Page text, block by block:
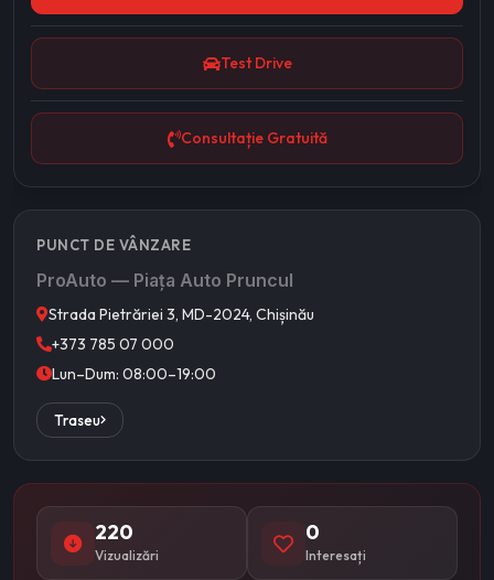
Test Drive
Consultație Gratuită
PUNCT DE VÂNZARE
ProAuto — Piața Auto Pruncul
Strada Pietrăriei 3, MD-2024, Chișinău
+373 785 07 000
Lun–Dum: 08:00–19:00
Traseu
220
Vizualizări
0
Interesați